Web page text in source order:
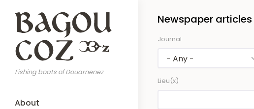
main
content
Fishing boats of Douarnenez
MainAbout
Newspaper articles
Journal
Lieu(x)